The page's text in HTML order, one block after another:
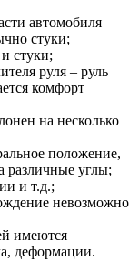
автомобиля
стуки;
стуки;
руля – руль
комфорт
на несколько
положение,
различные углы;
и т.д.;
невозможно
имеются
деформации.